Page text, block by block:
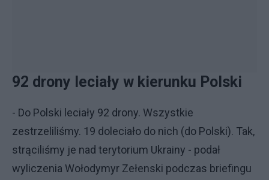
92 drony leciały w kierunku Polski
- Do Polski leciały 92 drony. Wszystkie
zestrzeliliśmy. 19 doleciało do nich (do Polski). Tak,
strąciliśmy je nad terytorium Ukrainy - podał
wyliczenia Wołodymyr Zełenski podczas briefingu